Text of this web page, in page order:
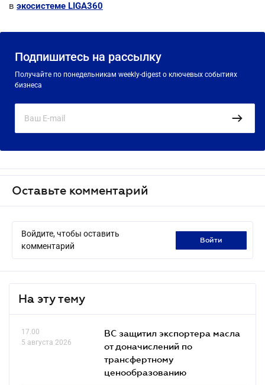
в экосистеме LIGA360
Подпишитесь на рассылку
Получайте по понедельникам weekly-digest о ключевых событиях
бизнеса
Оставьте комментарий
Войдите, чтобы оставить
комментарий
войти
На эту тему
17.00
5 августа 2026
ВС защитил экспортера масла
от доначислений по
трансфертному
ценообразованию